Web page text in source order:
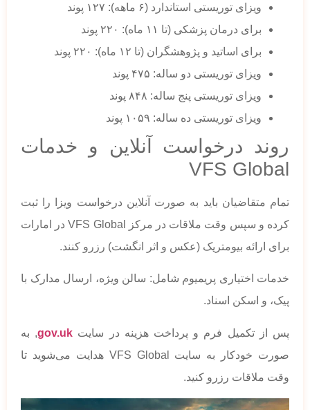
ویزای توریستی استاندارد (۶ ماهه): ۱۲۷ پوند
برای درمان پزشکی (تا ۱۱ ماه): ۲۲۰ پوند
برای اساتید و پژوهشگران (تا ۱۲ ماه): ۲۲۰ پوند
ویزای توریستی دو ساله: ۴۷۵ پوند
ویزای توریستی پنج ساله: ۸۴۸ پوند
ویزای توریستی ده ساله: ۱۰۵۹ پوند
روند درخواست آنلاین و خدمات
VFS Global
تمام متقاضیان باید به صورت آنلاین درخواست ویزا را ثبت
کرده و سپس وقت ملاقات در مرکز VFS Global در امارات
برای ارائه بیومتریک (عکس و اثر انگشت) رزرو کنند.
خدمات اختیاری پریمیوم شامل: سالن ویژه، ارسال مدارک با
پیک، و اسکن اسناد.
پس از تکمیل فرم و پرداخت هزینه در سایت gov.uk, به
صورت خودکار به سایت VFS Global هدایت می‌شوید تا
وقت ملاقات رزرو کنید.